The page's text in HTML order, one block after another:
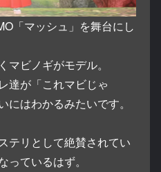
「マッシュ」を舞台にし
マビノギがモデル。
達が「これマビじゃ
にはわかるみたいです。
テリとして絶賛されてい
っているはず。